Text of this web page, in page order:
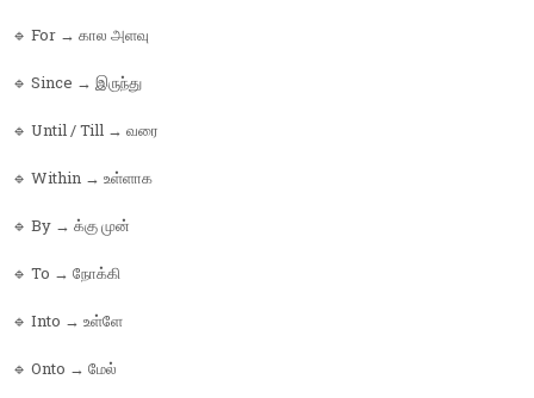
🔹 For → கால அளவு
🔹 Since → இருந்து
🔹 Until / Till → வரை
🔹 Within → உள்ளாக
🔹 By → க்கு முன்
🔹 To → நோக்கி
🔹 Into → உள்ளே
🔹 Onto → மேல்